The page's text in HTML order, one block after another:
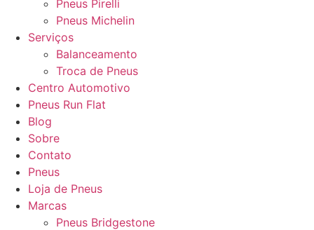
Pneus Pirelli
Pneus Michelin
Serviços
Balanceamento
Troca de Pneus
Centro Automotivo
Pneus Run Flat
Blog
Sobre
Contato
Pneus
Loja de Pneus
Marcas
Pneus Bridgestone